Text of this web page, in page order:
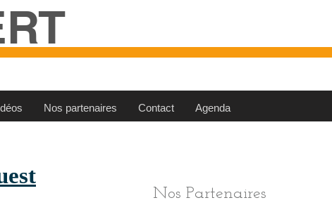
Nos partenaires Contact Agenda
Nos Partenaires